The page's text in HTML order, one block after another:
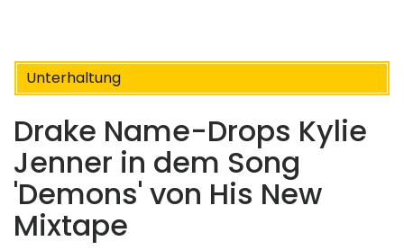
Unterhaltung
Drake Name-Drops Kylie
Jenner in dem Song
'Demons' von His New
Mixtape